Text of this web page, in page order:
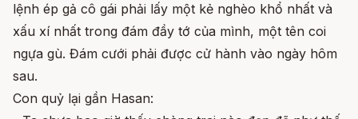
lệnh ép gả cô gái phải lấy một kẻ nghèo khổ nhất và
xấu xí nhất trong đám đầy tớ của mình, một tên coi
ngựa gù. Đám cưới phải được cử hành vào ngày hôm
sau.
Con quỷ lại gần Hasan: